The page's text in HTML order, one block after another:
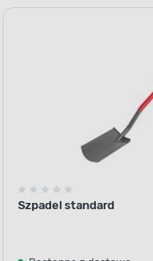
Szpadel standard